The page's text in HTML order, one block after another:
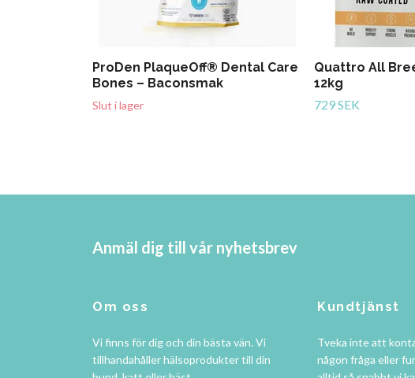
ProDen PlaqueOff® Dental Care
Bones – Baconsmak
Slut i lager
Quattro All
12kg
729 SEK
Anmäl dig till vår nyhetsbrev
Om oss
Vi finns för dig och din bästa vän. Vi
tillhandahåller hälsoprodukter till din
Kundtjänst
Tveka inte att
någon fråga eller